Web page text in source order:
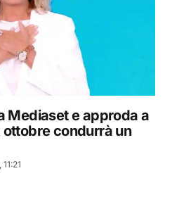
Mediaset e approda a
ottobre condurrà un